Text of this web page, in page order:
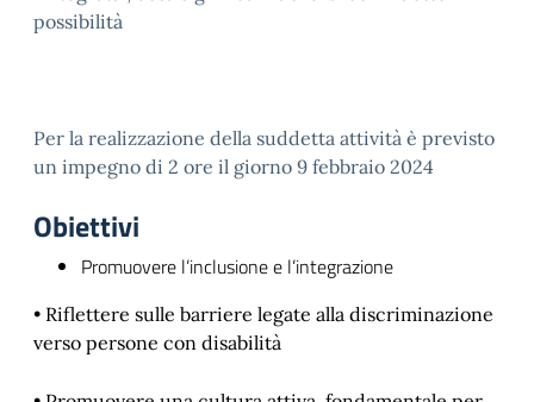
possibilità
Per la realizzazione della suddetta attività è previsto
un impegno di 2 ore il giorno 9 febbraio 2024
Obiettivi
Promuovere l’inclusione e l’integrazione
• Riflettere sulle barriere legate alla discriminazione
verso persone con disabilità